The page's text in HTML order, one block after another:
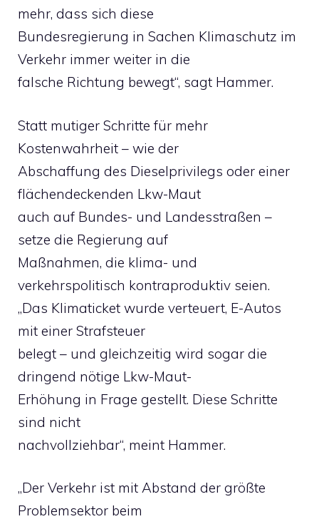
mehr, dass sich diese
Bundesregierung in Sachen Klimaschutz im
Verkehr immer weiter in die
falsche Richtung bewegt“, sagt Hammer.
Statt mutiger Schritte für mehr
Kostenwahrheit – wie der
Abschaffung des Dieselprivilegs oder einer
flächendeckenden Lkw-Maut
auch auf Bundes- und Landesstraßen –
setze die Regierung auf
Maßnahmen, die klima- und
verkehrspolitisch kontraproduktiv seien.
„Das Klimaticket wurde verteuert, E-Autos
mit einer Strafsteuer
belegt – und gleichzeitig wird sogar die
dringend nötige Lkw-Maut-
Erhöhung in Frage gestellt. Diese Schritte
sind nicht
nachvollziehbar“, meint Hammer.
„Der Verkehr ist mit Abstand der größte
Problemsektor beim